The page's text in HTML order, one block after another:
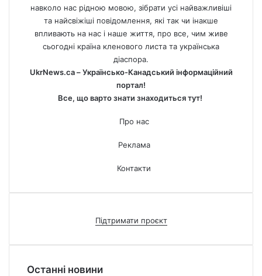
навколо нас рідною мовою, зібрати усі найважливіші
та найсвіжіші повідомлення, які так чи інакше
впливають на нас і наше життя, про все, чим живе
сьогодні країна кленового листа та українська
діаспора.
UkrNews.ca – Українсько-Канадський інформаційний
портал!
Все, що варто знати знаходиться тут!
Про нас
Реклама
Контакти
Підтримати проєкт
Останні новини